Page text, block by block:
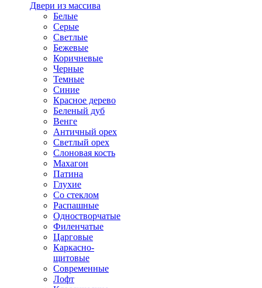
Двери из массива
Белые
Серые
Светлые
Бежевые
Коричневые
Черные
Темные
Синие
Красное дерево
Беленый дуб
Венге
Античный орех
Светлый орех
Слоновая кость
Махагон
Патина
Глухие
Со стеклом
Распашные
Одностворчатые
Филенчатые
Царговые
Каркасно-
щитовые
Современные
Лофт